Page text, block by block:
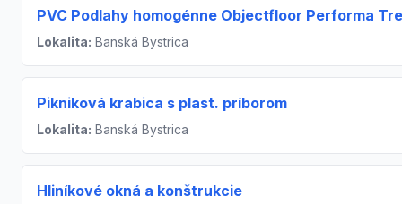
PVC Podlahy homogénne Objectfloor Performa
Lokalita: Banská Bystrica
Pikniková krabica s plast. príborom
Lokalita: Banská Bystrica
Hliníkové okná a konštrukcie